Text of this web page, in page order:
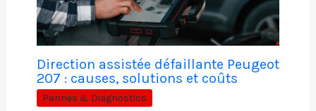
Direction assistée défaillante Peugeot
207 : causes, solutions et coûts
Pannes & Diagnostics